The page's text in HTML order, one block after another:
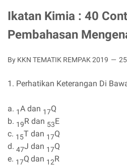
Ikatan Kimia : 40
Pembahasan
By KKN TEMATIK REMPAK 2019
1. Perhatikan Keterangan Di
a. 1A dan 17Q
b. 19R dan 53E
c. 15T dan 17Q
d. 47J dan 17Q
e. 17Q dan 12R